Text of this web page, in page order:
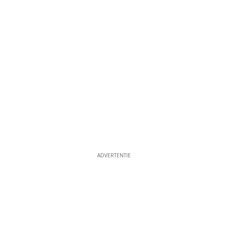
ADVERTENTIE